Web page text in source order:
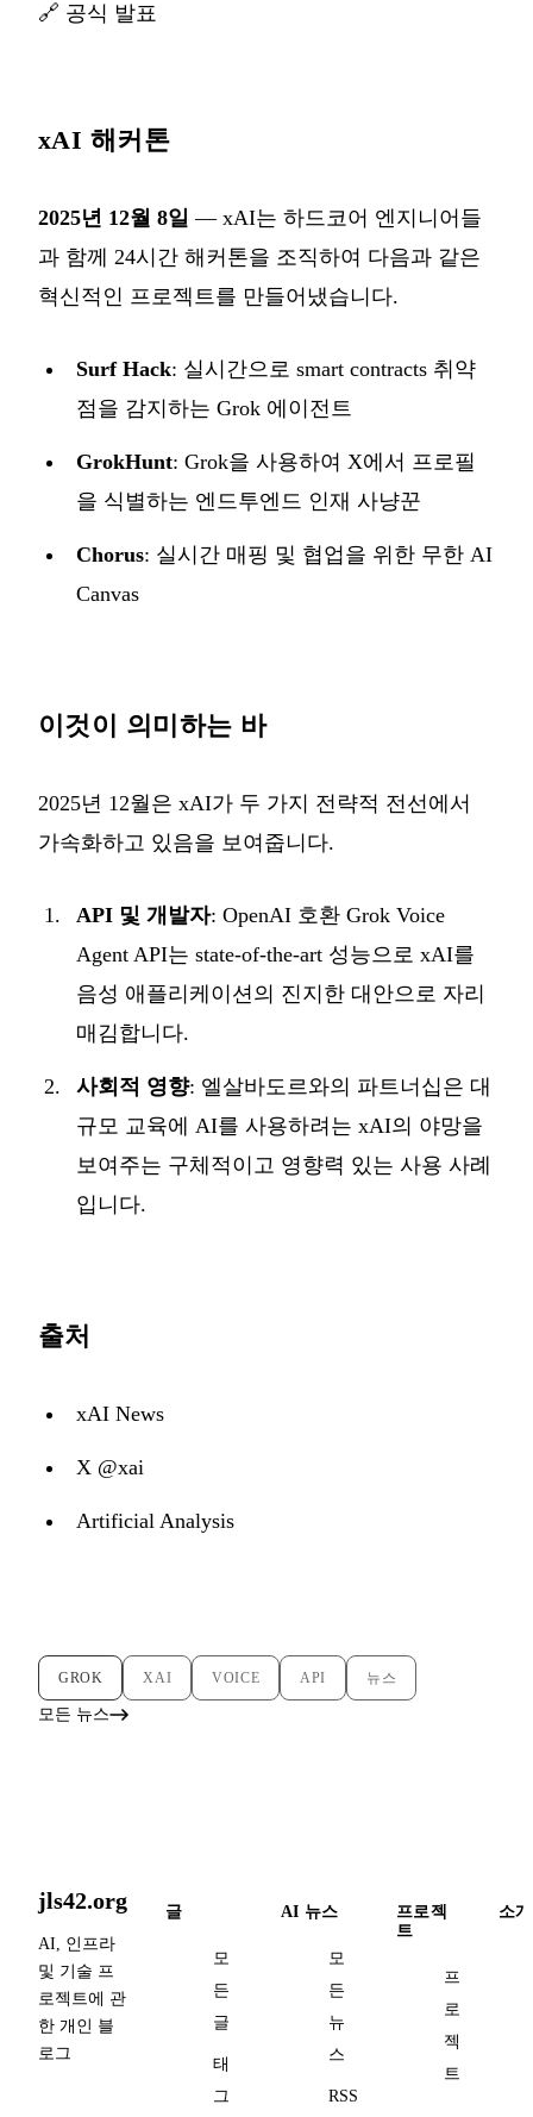
🔗 공식 발표
xAI 해커톤
2025년 12월 8일 — xAI는 하드코어 엔지니어들
과 함께 24시간 해커톤을 조직하여 다음과 같은
혁신적인 프로젝트를 만들어냈습니다.
Surf Hack: 실시간으로 smart contracts 취약
점을 감지하는 Grok 에이전트
GrokHunt: Grok을 사용하여 X에서 프로필
을 식별하는 엔드투엔드 인재 사냥꾼
Chorus: 실시간 매핑 및 협업을 위한 무한 AI
Canvas
이것이 의미하는 바
2025년 12월은 xAI가 두 가지 전략적 전선에서
가속화하고 있음을 보여줍니다.
API 및 개발자: OpenAI 호환 Grok Voice
Agent API는 state-of-the-art 성능으로 xAI를
음성 애플리케이션의 진지한 대안으로 자리
매김합니다.
사회적 영향: 엘살바도르와의 파트너십은 대
규모 교육에 AI를 사용하려는 xAI의 야망을
보여주는 구체적이고 영향력 있는 사용 사례
입니다.
출처
xAI News
X @xai
Artificial Analysis
GROK XAI VOICE API 뉴스
모든 뉴스
jls42.org
AI, 인프라
및 기술 프
로젝트에 관
한 개인 블
로그
글
모
든
글
태
그
AI 뉴스
모
든
뉴
스
RSS
프로젝
트
프
로
젝
트
소개